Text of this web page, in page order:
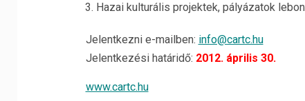
Hazai kulturális projektek, pályázatok
Jelentkezni e-mailben: info@cartc.hu
Jelentkezési határidő: 2012. április 30.
www.cartc.hu